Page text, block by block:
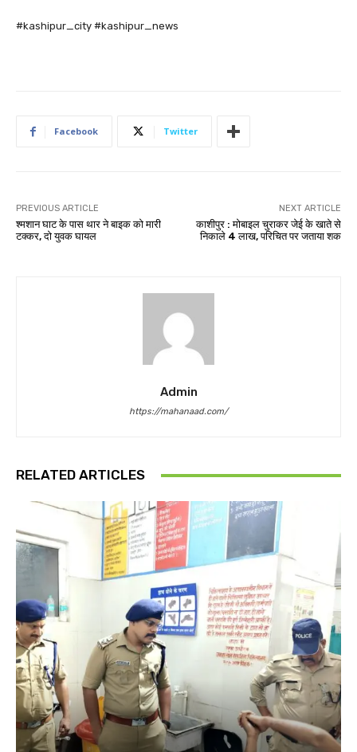
#kashipur_city #kashipur_news
Facebook Twitter
PREVIOUS ARTICLE
श्मशान घाट के पास थार ने बाइक को मारी
टक्कर, दो युवक घायल
NEXT ARTICLE
काशीपुर : मोबाइल चुराकर जेई के खाते से
निकाले 4 लाख, परिचित पर जताया शक
Admin
https://mahanaad.com/
RELATED ARTICLES